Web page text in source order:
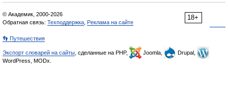
18+
© Академик, 2000-2026
Обратная связь: Техподдержка Реклама на сайте
👣 Путешествия
Экспорт словарей на сайты , сделанные на PHP, Joomla,
Drupal,
WordPress, MODx.